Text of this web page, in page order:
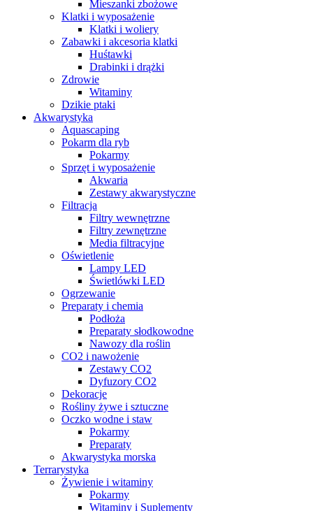
Mieszanki zbożowe
Klatki i wyposażenie
Klatki i woliery
Zabawki i akcesoria klatki
Huśtawki
Drabinki i drążki
Zdrowie
Witaminy
Dzikie ptaki
Akwarystyka
Aquascaping
Pokarm dla ryb
Pokarmy
Sprzęt i wyposażenie
Akwaria
Zestawy akwarystyczne
Filtracja
Filtry wewnętrzne
Filtry zewnętrzne
Media filtracyjne
Oświetlenie
Lampy LED
Świetlówki LED
Ogrzewanie
Preparaty i chemia
Podłoża
Preparaty słodkowodne
Nawozy dla roślin
CO2 i nawożenie
Zestawy CO2
Dyfuzory CO2
Dekoracje
Rośliny żywe i sztuczne
Oczko wodne i staw
Pokarmy
Preparaty
Akwarystyka morska
Terrarystyka
Żywienie i witaminy
Pokarmy
Witaminy i Suplementy